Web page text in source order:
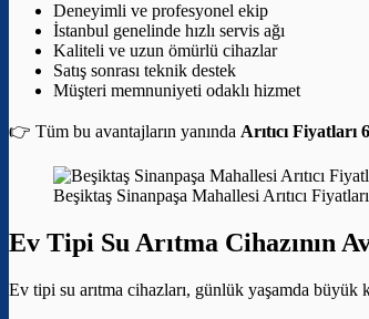
Deneyimli ve profesyonel ekip
İstanbul genelinde hızlı servis ağı
Kaliteli ve uzun ömürlü cihazlar
Satış sonrası teknik destek
Müşteri memnuniyeti odaklı hizmet
👉 Tüm bu avantajların yanında Arıtıcı Fiyatları
Beşiktaş Sinanpaşa Mahallesi Arıtıcı Fiyatları
Ev Tipi Su Arıtma Cihazının
Ev tipi su arıtma cihazları, günlük yaşamda büyük